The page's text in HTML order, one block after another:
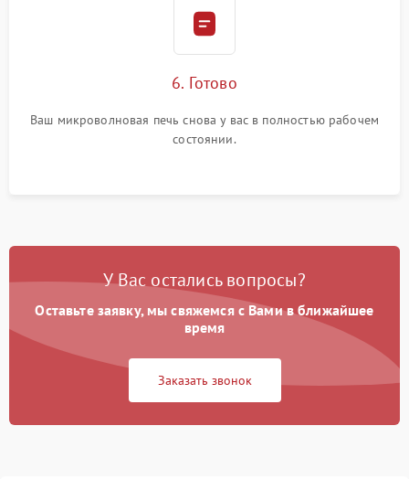
6. Готово
Ваш микроволновая печь снова у вас в полностью рабочем
состоянии.
У Вас остались вопросы?
Оставьте заявку, мы свяжемся с Вами в ближайшее
время
Заказать звонок